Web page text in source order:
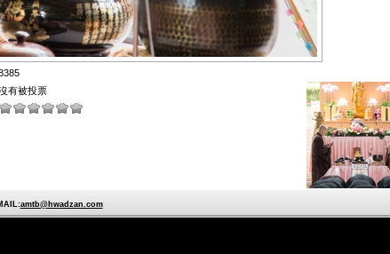
有被投票
amtb@hwadzan.com